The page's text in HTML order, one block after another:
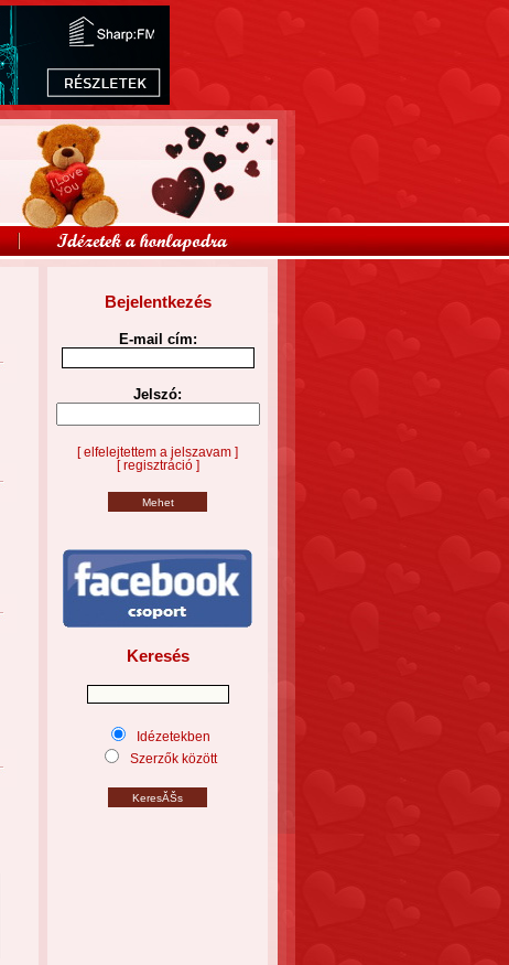
Bejelentkezés
E-mail cím:
Jelszó:
[ elfelejtettem a jelszavam ]
[ regisztráció ]
Keresés
Idézetekben
Szerzők között